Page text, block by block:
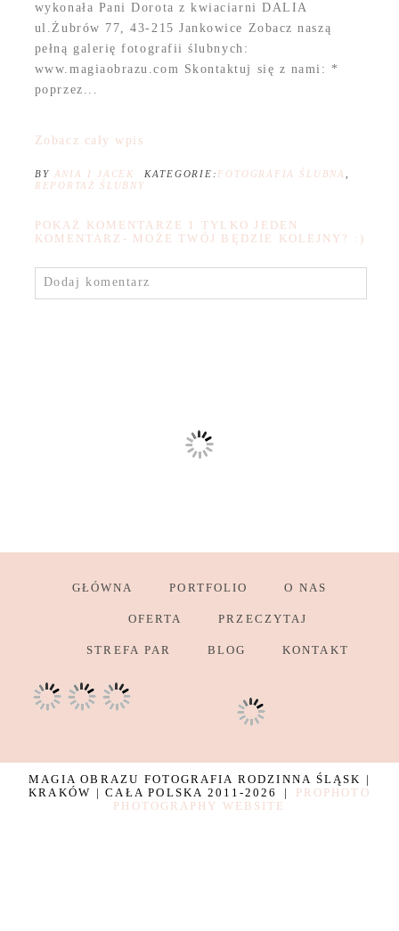
wykonała Pani Dorota z kwiaciarni DALIA
ul.Żubrów 77, 43-215 Jankowice Zobacz naszą
pełną galerię fotografii ślubnych:
www.magiaobrazu.com Skontaktuj się z nami: *
poprzez...
Zobacz cały wpis
BY ANIA I JACEK KATEGORIE: FOTOGRAFIA ŚLUBNA
REPORTAŻ ŚLUBNY
POKAŻ KOMENTARZE
1 TYLKO JEDEN
KOMENTARZ- MOŻE TWÓJ BĘDZIE KOLEJNY? :)
Dodaj komentarz
GŁÓWNA PORTFOLIO O NAS
OFERTA PRZECZYTAJ
STREFA PAR BLOG KONTAKT
MAGIA OBRAZU FOTOGRAFIA RODZINNA ŚLĄSK |
KRAKÓW | CAŁA POLSKA 2011-2026
|
PROPHOTO
PHOTOGRAPHY WEBSITE